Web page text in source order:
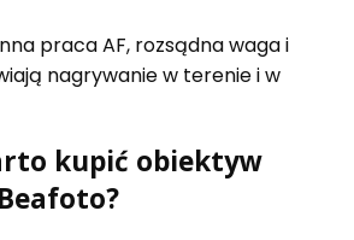
praca AF, rozsądna waga i
nagrywanie w terenie i w
kupić obiektyw